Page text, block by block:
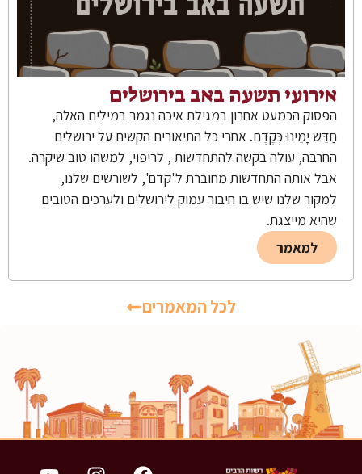
אירועי תשעה באב בירושלים
הפסוק הכמעט אחרון במגילת איכה נגמר במילים האלה,
חַדֵּשׁ יָמֵינוּ כְּקֶדֶם. אחרי כל התיאורים הקשים על ירושלים
החרבה, עולה בקשה להתחדשות , לריפוי, למשהו טוב שיקרה.
אבל אותה התחדשות מחוברת ל'קדם', לשורשים שלנו,
למקור שלנו שיש בו חיבור עמוק לירושלים ולערכים הטובים
שהיא מייצגת.
למאמר
לכל המאמרים